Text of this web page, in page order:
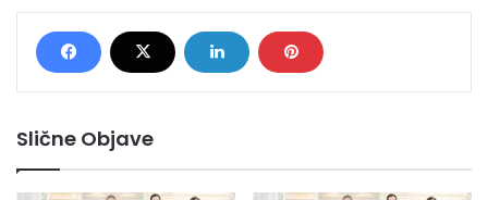
Slične Objave